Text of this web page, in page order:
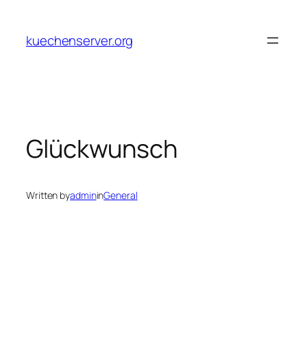
content
kuechenserver.org
Glückwunsch
Written byadmininGeneral